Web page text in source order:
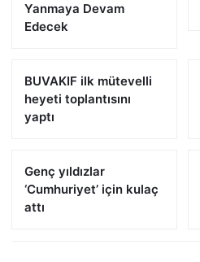
Yanmaya Devam
Edecek
BUVAKIF ilk mütevelli
heyeti toplantısını
yaptı
Genç yıldızlar
‘Cumhuriyet’ için kulaç
attı